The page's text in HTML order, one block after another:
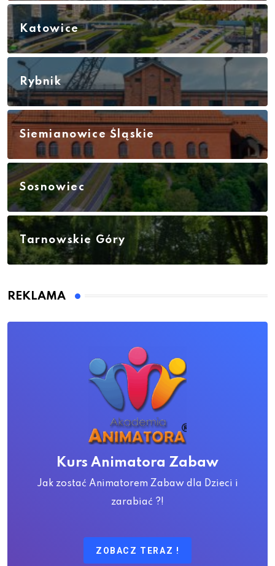
Katowice
Rybnik
Siemianowice Śląskie
Sosnowiec
Tarnowskie Góry
REKLAMA
Kurs Animatora Zabaw
Jak zostać Animatorem Zabaw dla Dzieci i
zarabiać ?!
ZOBACZ TERAZ !